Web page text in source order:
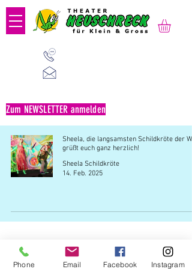
Zum NEWSLETTER anmelden
Sheela, die langsamsten Schildkröte der
grüßt euch ganz herzlich!
Sheela Schildkröte
14. Feb. 2025
Büro: Verein Theater HEUSCHRECK | Kaiserstraße
Phone Email Facebook Instagram